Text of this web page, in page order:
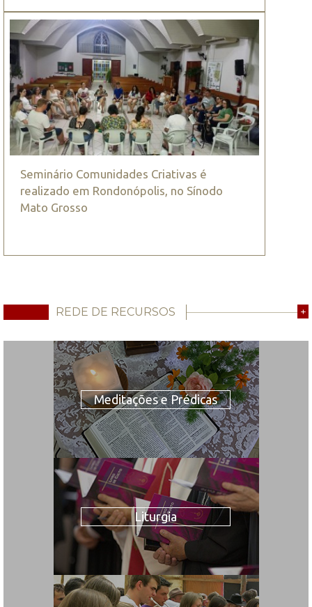
Seminário Comunidades Criativas é
realizado em Rondonópolis, no Sínodo
Mato Grosso
REDE DE RECURSOS +
Meditações e Prédicas
Liturgia